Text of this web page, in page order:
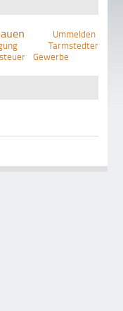
Ummelden
Tarmstedter
Gewerbe